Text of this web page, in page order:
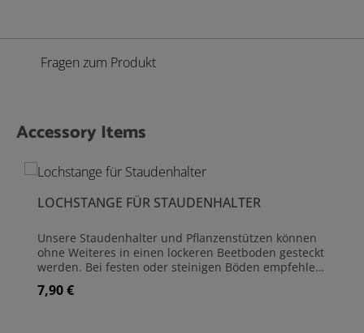
Fragen zum Produkt
Produktgalerie überspringen
Accessory Items
LOCHSTANGE FÜR STAUDENHALTER
Unsere Staudenhalter und Pflanzenstützen können
ohne Weiteres in einen lockeren Beetboden gesteckt
werden. Bei festen oder steinigen Böden empfehlen
vorzubereiten. Sie ist aus 8 mm starkem Stahl
Regulärer Preis:
7,90 €